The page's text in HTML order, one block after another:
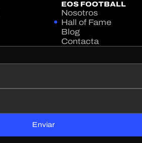
EOS FOOTBALL
Nosotros
Hall of Fame
Blog
Contacta